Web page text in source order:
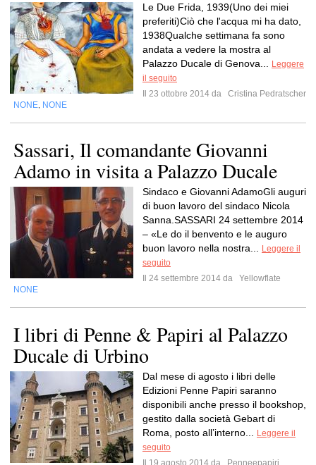
Le Due Frida, 1939(Uno dei miei
preferiti)Ciò che l'acqua mi ha dato,
1938Qualche settimana fa sono
andata a vedere la mostra al
Palazzo Ducale di Genova...
Leggere
il seguito
Il 23 ottobre 2014 da
Cristina Pedratscher
NONE NONE
Sassari, Il comandante Giovanni
Adamo in visita a Palazzo Ducale
Sindaco e Giovanni AdamoGli auguri
di buon lavoro del sindaco Nicola
Sanna.SASSARI 24 settembre 2014
– «Le do il benvento e le auguro
buon lavoro nella nostra...
Leggere il
seguito
Il 24 settembre 2014 da
Yellowflate
NONE
I libri di Penne & Papiri al Palazzo
Ducale di Urbino
Dal mese di agosto i libri delle
Edizioni Penne Papiri saranno
disponibili anche presso il bookshop,
gestito dalla società Gebart di
Roma, posto all’interno...
Leggere il
seguito
Il 19 agosto 2014 da
Penneepapiri